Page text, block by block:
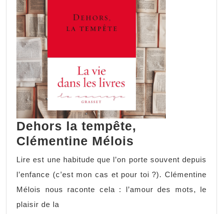
Dehors la tempête,
Clémentine Mélois
Lire est une habitude que l’on porte souvent depuis
l’enfance (c’est mon cas et pour toi ?). Clémentine
Mélois nous raconte cela : l’amour des mots, le
plaisir de la